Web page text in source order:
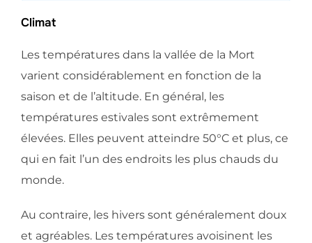
Climat
Les températures dans la vallée de la Mort
varient considérablement en fonction de la
saison et de l’altitude. En général, les
températures estivales sont extrêmement
élevées. Elles peuvent atteindre 50°C et plus, ce
qui en fait l’un des endroits les plus chauds du
monde.
Au contraire, les hivers sont généralement doux
et agréables. Les températures avoisinent les